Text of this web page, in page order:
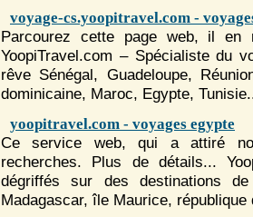
voyage-cs.yoopitravel.com -
Parcourez cette page web, il
YoopiTravel.com – Spécialiste du
rêve Sénégal, Guadeloupe,
dominicaine, Maroc, Egypte,
yoopitravel.com - voyages egypte
Ce service web, qui a attiré
recherches. Plus de détails...
dégriffés sur des destinations de
Madagascar, île Maurice,